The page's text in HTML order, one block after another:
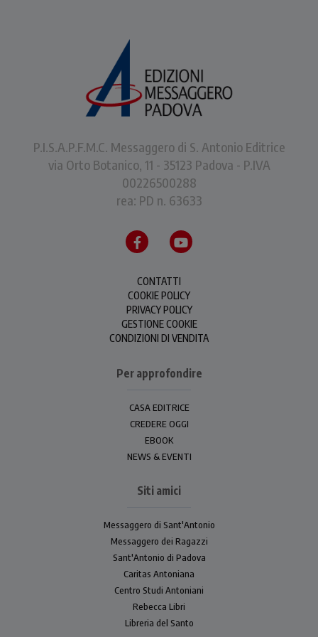
P.I.S.A.P.F.M.C. Messaggero di S. Antonio Editrice
via Orto Botanico, 11 - 35123 Padova - P.IVA
00226500288
rea: PD n. 63633
CONTATTI
COOKIE POLICY
PRIVACY POLICY
GESTIONE COOKIE
CONDIZIONI DI VENDITA
Per approfondire
CASA EDITRICE
CREDERE OGGI
EBOOK
NEWS & EVENTI
Siti amici
Messaggero di Sant'Antonio
Messaggero dei Ragazzi
Sant'Antonio di Padova
Caritas Antoniana
Centro Studi Antoniani
Rebecca Libri
Libreria del Santo